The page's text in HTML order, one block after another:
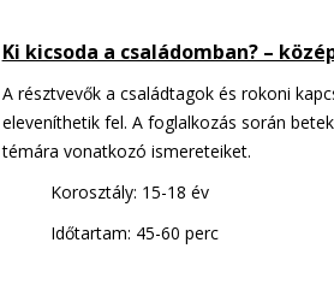
Ki kicsoda a családomban? –
A résztvevők a családtagok és rokoni
eleveníthetik fel. A foglalkozás során
témára vonatkozó ismereteiket.
Korosztály: 15-18 év
Időtartam: 45-60 perc